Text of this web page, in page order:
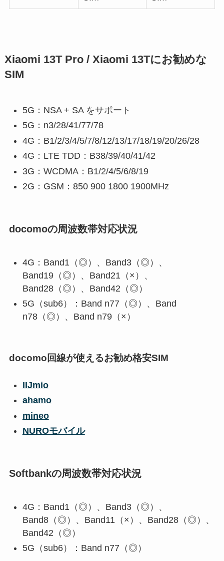
Xiaomi 13T Pro / Xiaomi 13Tにお勧めな
SIM
5G：NSA + SA をサポート
5G：n3/28/41/77/78
4G：B1/2/3/4/5/7/8/12/13/17/18/19/20/26/28
4G：LTE TDD：B38/39/40/41/42
3G：WCDMA：B1/2/4/5/6/8/19
2G：GSM：850 900 1800 1900MHz
docomoの周波数帯対応状況
4G：Band1（◎）、Band3（◎）、
Band19（◎）、Band21（×）、
Band28（◎）、Band42（◎）
5G（sub6）：Band n77（◎）、Band
n78（◎）、Band n79（×）
docomo回線が使えるお勧め格安SIM
IIJmio
ahamo
mineo
NUROモバイル
Softbankの周波数帯対応状況
4G：Band1（◎）、Band3（◎）、
Band8（◎）、Band11（×）、Band28（◎）、
Band42（◎）
5G（sub6）：Band n77（◎）